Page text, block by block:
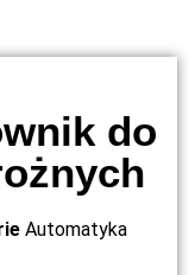
do
Automatyka